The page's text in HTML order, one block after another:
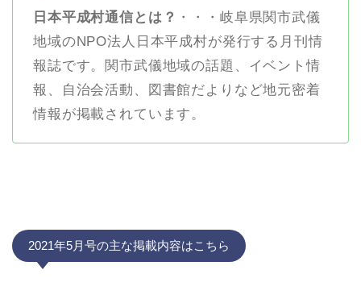
日本平成村通信とは？ ・・・岐阜県関市武儀
地域のNPO法人日本平成村が発行する月刊情
報誌です。関市武儀地域の話題、イベント情
報、自治会活動、図書館だよりなど地元密着
情報が掲載されています。
2021年5月号の主な掲載内容はこちら